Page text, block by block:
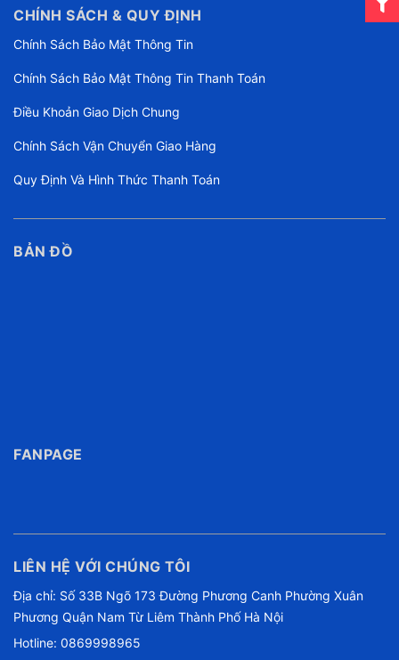
CHÍNH SÁCH & QUY ĐỊNH
Chính Sách Bảo Mật Thông Tin
Chính Sách Bảo Mật Thông Tin Thanh Toán
Điều Khoản Giao Dịch Chung
Chính Sách Vận Chuyển Giao Hàng
Quy Định Và Hình Thức Thanh Toán
BẢN ĐỒ
FANPAGE
LIÊN HỆ VỚI CHÚNG TÔI
Địa chỉ: Số 33B Ngõ 173 Đường Phương Canh Phường Xuân
Phương Quận Nam Từ Liêm Thành Phố Hà Nội
Hotline: 0869998965